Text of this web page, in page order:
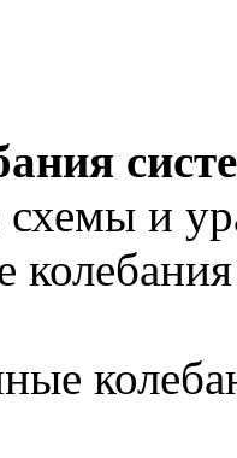
схемы и